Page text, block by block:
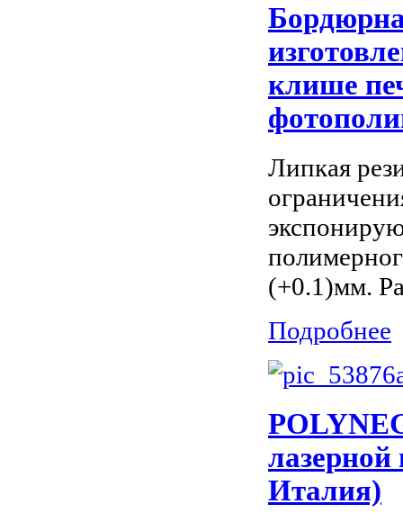
клише
Липкая
(+0.1)мм.
Подробнее
Италия)